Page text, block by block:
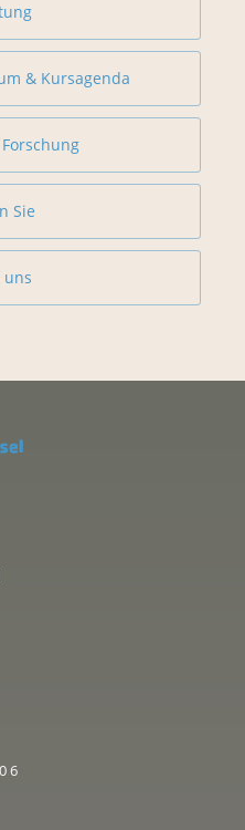
& Kursagenda
Sie
uns
6